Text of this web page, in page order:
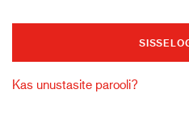
Kas unustasite parooli?